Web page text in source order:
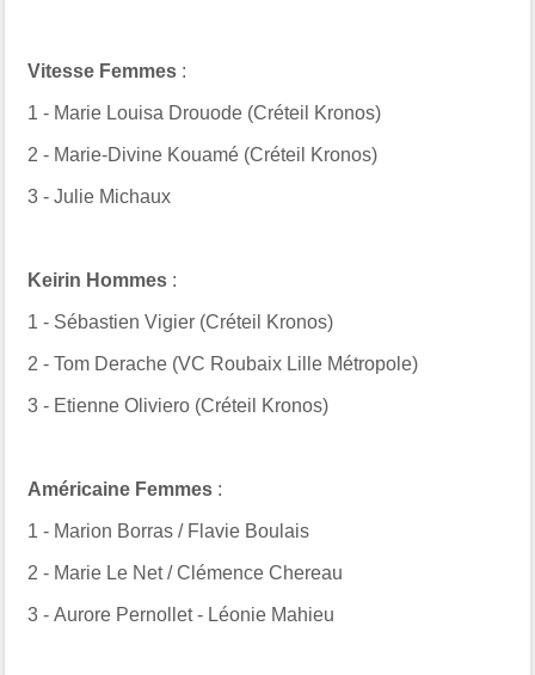
Vitesse Femmes :
1 - Marie Louisa Drouode (Créteil Kronos)
2 - Marie-Divine Kouamé (Créteil Kronos)
3 - Julie Michaux
Keirin Hommes :
1 - Sébastien Vigier (Créteil Kronos)
2 - Tom Derache (VC Roubaix Lille Métropole)
3 - Etienne Oliviero (Créteil Kronos)
Américaine Femmes :
1 - Marion Borras / Flavie Boulais
2 - Marie Le Net / Clémence Chereau
3 - Aurore Pernollet - Léonie Mahieu